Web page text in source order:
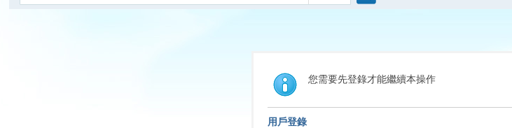
索
您需要先登錄才能繼續本操作
用戶登錄